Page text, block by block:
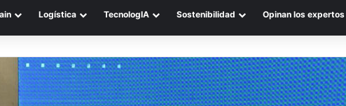
Logística TecnologIA Sostenibilidad Opinan los expertos